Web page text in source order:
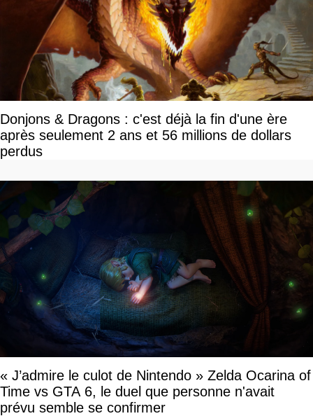
Donjons & Dragons : c'est déjà la fin d'une ère
après seulement 2 ans et 56 millions de dollars
perdus
« J’admire le culot de Nintendo » Zelda Ocarina of
Time vs GTA 6, le duel que personne n'avait
prévu semble se confirmer